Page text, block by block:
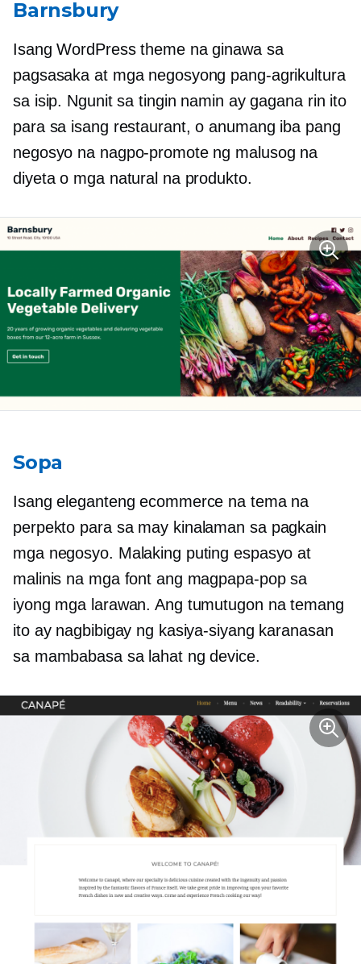
Barnsbury
Isang WordPress theme na ginawa sa
pagsasaka at mga negosyong pang-agrikultura
sa isip. Ngunit sa tingin namin ay gagana rin ito
para sa isang restaurant, o anumang iba pang
negosyo na nagpo-promote ng malusog na
diyeta o mga natural na produkto.
Sopa
Isang eleganteng ecommerce na tema na
perpekto para sa may kinalaman sa pagkain
mga negosyo. Malaking puting espasyo at
malinis na mga font ang magpapa-pop sa
iyong mga larawan. Ang tumutugon na temang
ito ay nagbibigay ng kasiya-siyang karanasan
sa mambabasa sa lahat ng device.